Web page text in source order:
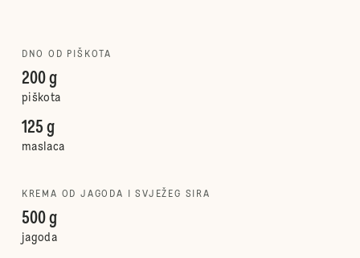
DNO OD PIŠKOTA
200 g
piškota
125 g
maslaca
KREMA OD JAGODA I SVJEŽEG SIRA
500 g
jagoda